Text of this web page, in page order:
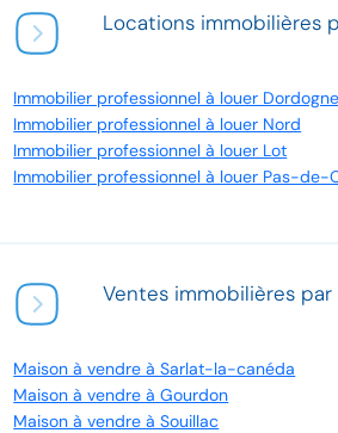
Locations immobilières
Immobilier professionnel à louer Dordogne
Immobilier professionnel à louer Nord
Immobilier professionnel à louer Lot
Immobilier professionnel à louer Pas-de-
Ventes immobilières par
Maison à vendre à Sarlat-la-canéda
Maison à vendre à Gourdon
Maison à vendre à Souillac